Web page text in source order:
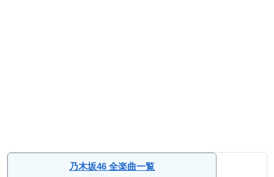
乃木坂46 全楽曲一覧